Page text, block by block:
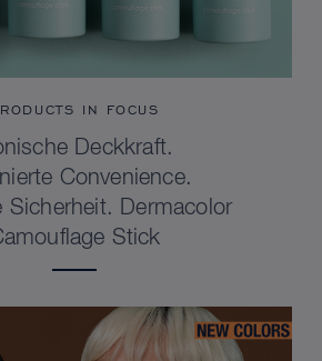
IN FOCUS
Deckkraft.
Convenience.
Sicherheit. Dermacolor
Stick